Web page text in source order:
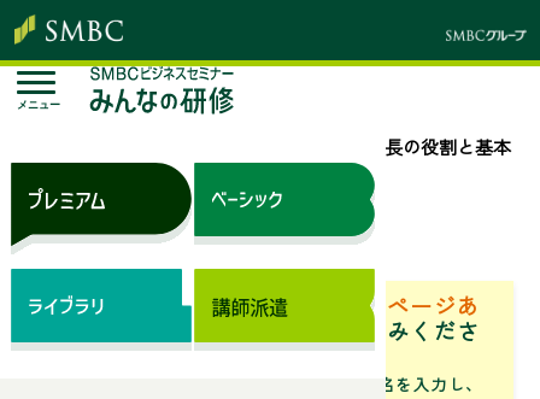
メニュー
主任・係長の役割と基本
来場セミナー
ベーシック（サブスク）専用ページあ
「専用ページ」からお申込みくださ
い。
「フリーワード」にセミナータイトル名を入力し、